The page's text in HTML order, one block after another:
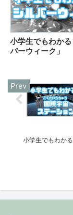
小学生でもわか
バーウィーク」
小学生でもわか